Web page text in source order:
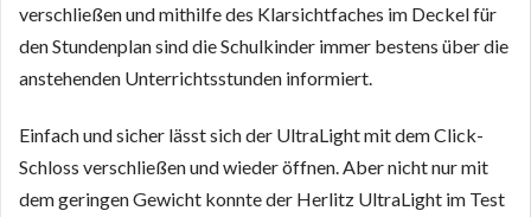
verschließen und mithilfe des Klarsichtfaches im Deckel für
den Stundenplan sind die Schulkinder immer bestens über die
anstehenden Unterrichtsstunden informiert.
Einfach und sicher lässt sich der UltraLight mit dem Click-
Schloss verschließen und wieder öffnen. Aber nicht nur mit
dem geringen Gewicht konnte der Herlitz UltraLight im Test